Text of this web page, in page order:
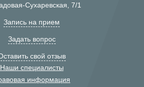
Сухаревская, 7/1
Запись на прием
Задать вопрос
свой отзыв
Наши специалисты
информация